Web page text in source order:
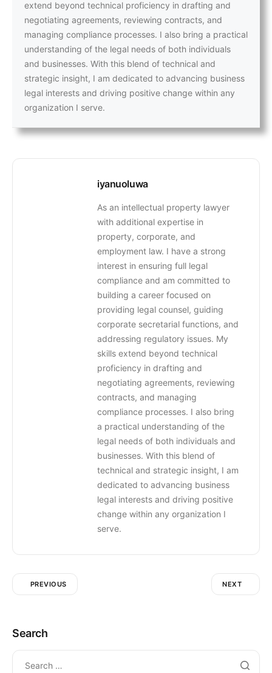
extend beyond technical proficiency in drafting and
negotiating agreements, reviewing contracts, and
managing compliance processes. I also bring a practical
understanding of the legal needs of both individuals
and businesses. With this blend of technical and
strategic insight, I am dedicated to advancing business
legal interests and driving positive change within any
organization I serve.
iyanuoluwa
As an intellectual property lawyer
with additional expertise in
property, corporate, and
employment law. I have a strong
interest in ensuring full legal
compliance and am committed to
building a career focused on
providing legal counsel, guiding
corporate secretarial functions, and
addressing regulatory issues. My
skills extend beyond technical
proficiency in drafting and
negotiating agreements, reviewing
contracts, and managing
compliance processes. I also bring
a practical understanding of the
legal needs of both individuals and
businesses. With this blend of
technical and strategic insight, I am
dedicated to advancing business
legal interests and driving positive
change within any organization I
serve.
PREVIOUS NEXT
Search